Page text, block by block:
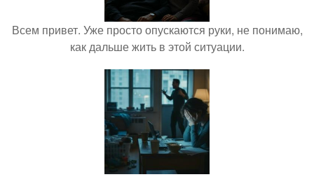
Всем привет. Уже просто опускаются руки, не понимаю,
как дальше жить в этой ситуации.